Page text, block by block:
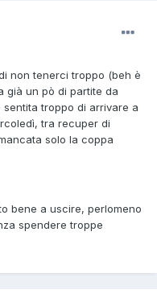
non tenerci troppo (beh è
già un pò di partite da
troppo di arrivare a
tra recuper di
solo la coppa
bene a uscire, perlomeno
spendere troppe